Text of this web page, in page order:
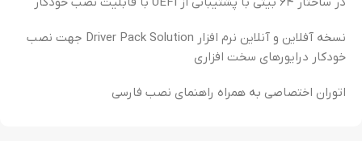
نسخه آفلاین و آنلاین نرم افزار Driver Pack Solution جهت نصب
خودکار درایورهای سخت افزاری
اتوران اختصاصی به همراه راهنمای نصب فارسی